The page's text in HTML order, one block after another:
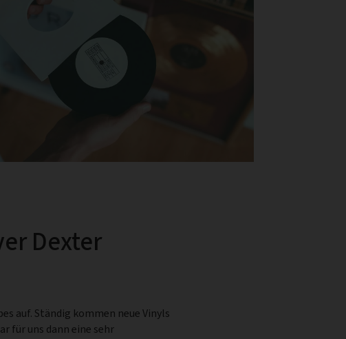
Dexter
auf. Ständig kommen neue Vinyls
für uns dann eine sehr